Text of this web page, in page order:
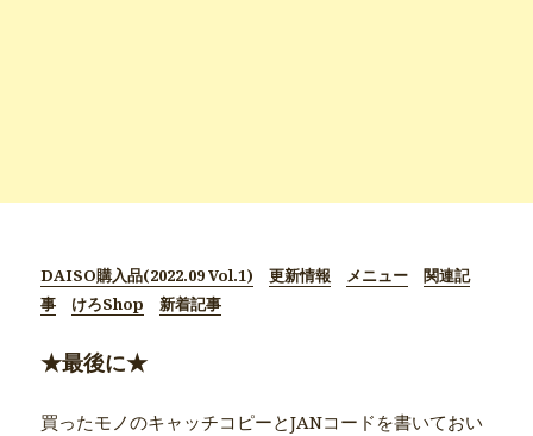
DAISO購入品(2022.09 Vol.1) 更新情報 メニュー
関連記
事
けろShop 新着記事
★最後に★
買ったモノのキャッチコピーとJANコードを書いておい